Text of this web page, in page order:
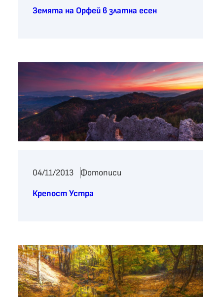
Земята на Орфей в златна есен
04/11/2013
Фотописи
Крепост Устра